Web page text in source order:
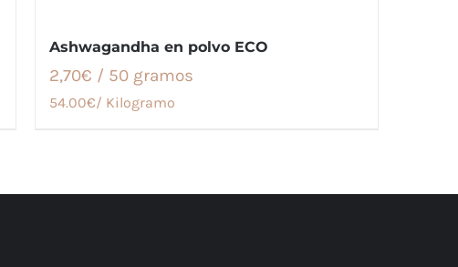
Ashwagandha en polvo ECO
2,70€ / 50 gramos
54.00€/ Kilogramo